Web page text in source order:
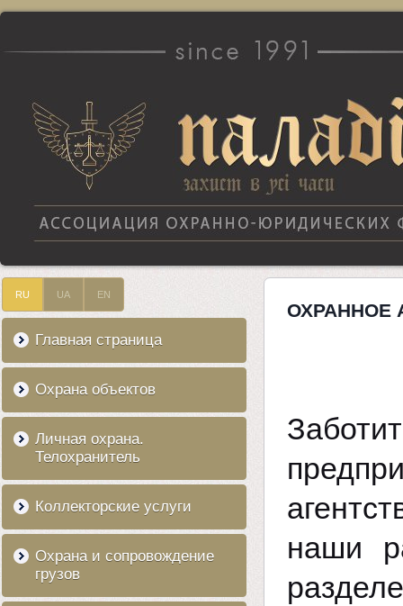
RU UA EN
Главная страница
Охрана объектов
Личная охрана.
Телохранитель
Коллекторские услуги
Охрана и сопровождение
грузов
ОХРАННОЕ
наши